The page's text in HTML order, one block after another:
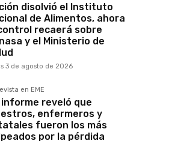
disolvió el Instituto
de Alimentos, ahora
recaerá sobre
y el Ministerio de
3 de agosto de 2026
en EME
informe reveló que
enfermeros y
fueron los más
por la pérdida